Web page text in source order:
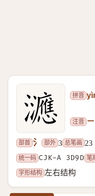
拼音
注音
部首 氵 部外 3 总笔画 23
统一码 CJK-A 3D9D 笔
字形结构 左右结构